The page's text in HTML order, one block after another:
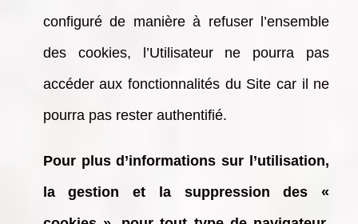
configuré de manière à refuser l’ensemble
des cookies, l’Utilisateur ne pourra pas
accéder aux fonctionnalités du Site car il ne
pourra pas rester authentifié.
Pour plus d’informations sur l’utilisation,
la gestion et la suppression des «